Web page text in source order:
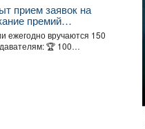
прием заявок на
премий
Российской
для
в области
ежегодно вручаются 150
🏆 100